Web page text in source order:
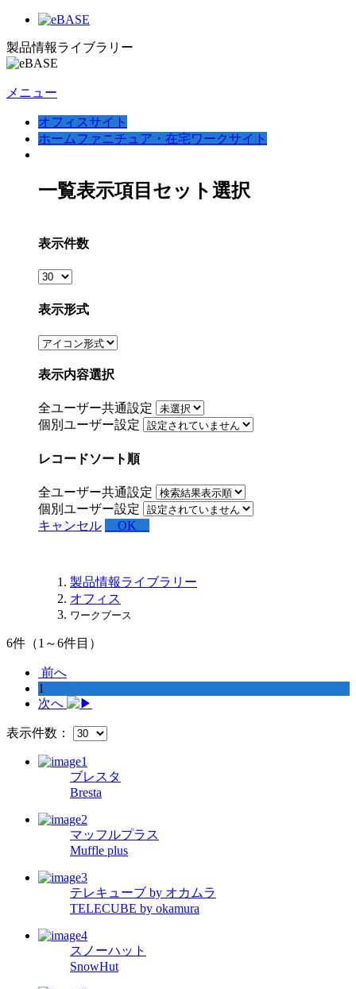
製品情報ライブラリー
メニュー
オフィスサイト
ホームファニチュア・在宅ワークサイト
一覧表示項目セット選択
表示件数
表示形式
表示内容選択
全ユーザー共通設定
個別ユーザー設定
レコードソート順
全ユーザー共通設定
個別ユーザー設定
キャンセル
OK
製品情報ライブラリー
オフィス
ワークブース
6件（1～6件目）
前へ
1
次へ
表示件数：
ブレスタ
Bresta
マッフルプラス
Muffle plus
テレキューブ by オカムラ
TELECUBE by okamura
スノーハット
SnowHut